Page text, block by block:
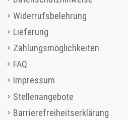
Widerrufsbelehrung
Lieferung
Zahlungsmöglichkeiten
FAQ
Impressum
Stellenangebote
Barrierefreiheitserklärung